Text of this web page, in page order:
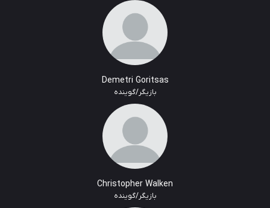
Demetri Goritsas
بازیگر/گوینده
Christopher Walken
بازیگر/گوینده